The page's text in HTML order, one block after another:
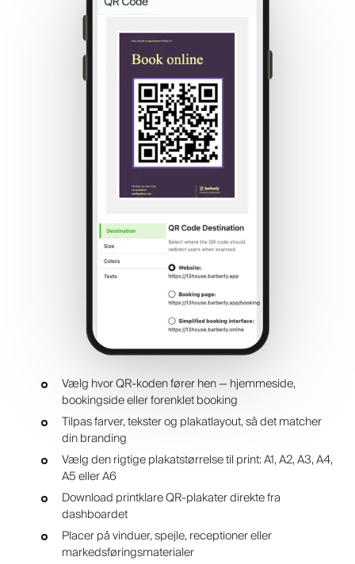
Vælg hvor QR-koden fører hen — hjemmeside,
bookingside eller forenklet booking
Tilpas farver, tekster og plakatlayout, så det matcher
din branding
Vælg den rigtige plakatstørrelse til print: A1, A2, A3, A4,
A5 eller A6
Download printklare QR-plakater direkte fra
dashboardet
Placer på vinduer, spejle, receptioner eller
markedsføringsmaterialer